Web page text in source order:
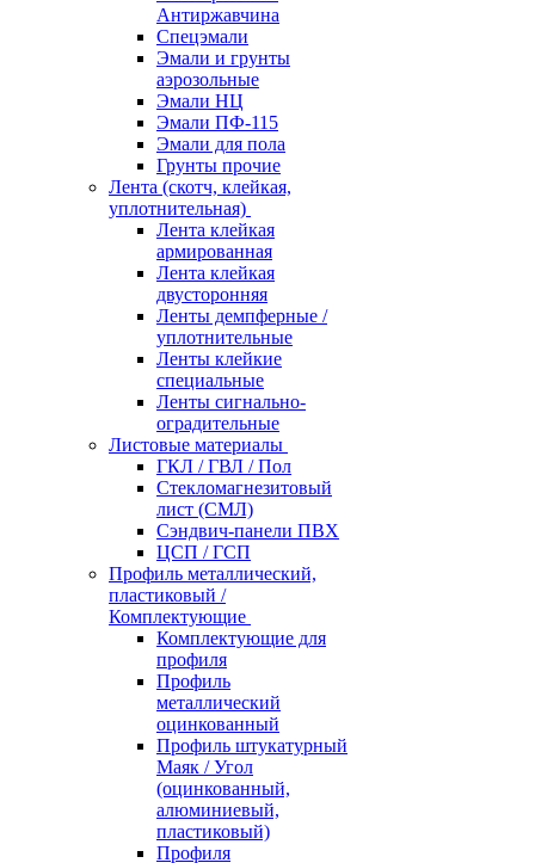
Антиржавчина
Спецэмали
Эмали и грунты
аэрозольные
Эмали НЦ
Эмали ПФ-115
Эмали для пола
Грунты прочие
Лента (скотч, клейкая,
уплотнительная)
Лента клейкая
армированная
Лента клейкая
двусторонняя
Ленты демпферные /
уплотнительные
Ленты клейкие
специальные
Ленты сигнально-
оградительные
Листовые материалы
ГКЛ / ГВЛ / Пол
Стекломагнезитовый
лист (СМЛ)
Сэндвич-панели ПВХ
ЦСП / ГСП
Профиль металлический,
пластиковый /
Комплектующие
Комплектующие для
профиля
Профиль
металлический
оцинкованный
Профиль штукатурный
Маяк / Угол
(оцинкованный,
алюминиевый,
пластиковый)
Профиля